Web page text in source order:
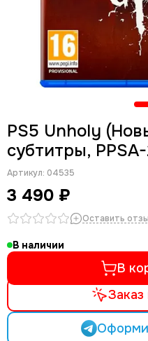
PS5 Unholy
субтитры, PPSA-
Артикул: 04535
3 490 ₽
Оставить
В наличии
В
Заказ